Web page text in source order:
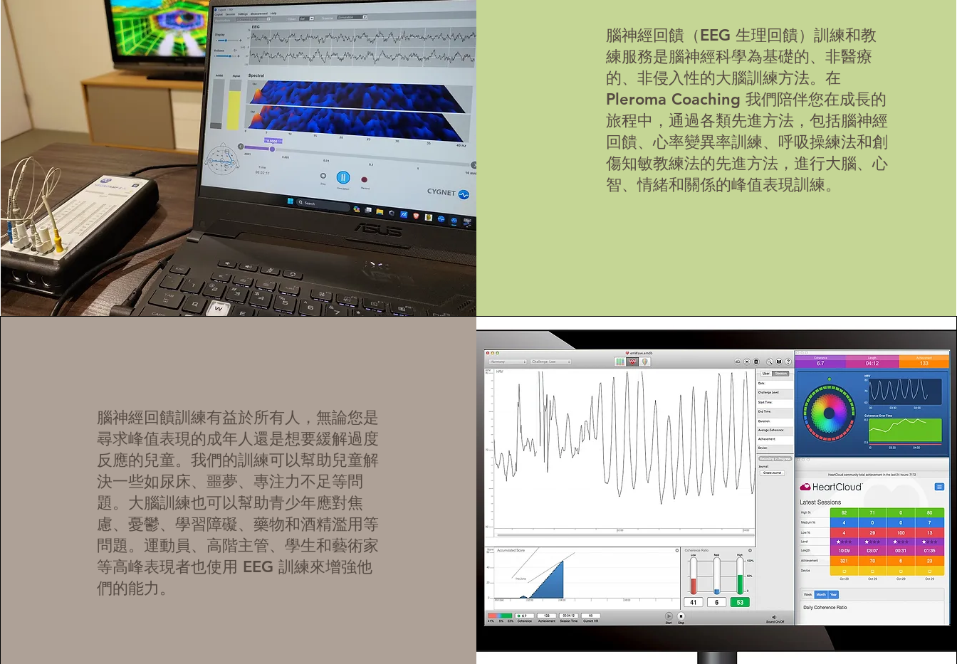
腦神經回饋（EEG 生理回饋）訓練和教
練服務是腦神經科學為基礎的、非醫療
的、非侵入性的大腦訓練方法。在
Pleroma Coaching 我們陪伴您在成長的
旅程中，通過各類先進方法，包括腦神經
回饋、心率變異率訓練、呼吸操練法和創
傷知敏教練法的先進方法，進行大腦、心
智、情緒和關係的峰值表現訓練。
腦神經回饋訓練有益於所有人，無論您是
尋求峰值表現的成年人還是想要緩解過度
反應的兒童。我們的訓練可以幫助兒童解
決一些如尿床、噩夢、專注力不足等問
題。大腦訓練也可以幫助青少年應對焦
慮、憂鬱、學習障礙、藥物和酒精濫用等
問題。運動員、高階主管、學生和藝術家
等高峰表現者也使用 EEG 訓練來增強他
們的能力。